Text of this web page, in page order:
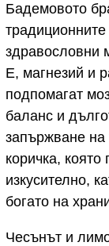
Бадемовото
здравословни
Е, магнезий и
подпомагат
баланс и
запържване на
коричка,
изкусително,
богато на
Чесънът и